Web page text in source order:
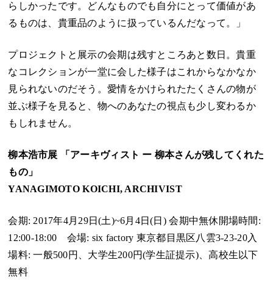
らしかったです。どんなものでも自分にとって価値があ
るものは、貴重品のように扱っているんだなって。」
プロジェクトと展示の会期は残すところあと数日。貴重
なコレクションが一堂に会した様子はこれからなかなか
見られないのだそう。愛情をかけられたたくさんの物が
並ぶ様子を見ると、物へのあなたの視点も少し変わるか
もしれません。
柳本浩市展 「アーキヴィスト ー 柳本さんが残してくれた
もの」
YANAGIMOTO KOICHI, ARCHIVIST
会期: 2017年4月29日(土)~6月4日(日) 会期中無休開場時間:
12:00-18:00 会場: six factory 東京都目黒区八雲3-23-20入
場料: 一般500円、大学生200円(学生証提示)、高校生以下
無料